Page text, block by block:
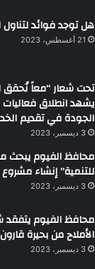
هل توجد فوائد لتناول
21 أغسطس، 2023
تحت شعار “معاً نُحقق
يشهد انطلاق فعاليات
الجودة في تقديم
3 ديسمبر، 2023
محافظ الفيوم
للتنمية” إنشاء
3 ديسمبر، 2023
محافظ الفيوم يتفقد
الأملاح من بحيرة قارون
3 ديسمبر، 2023